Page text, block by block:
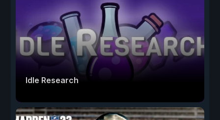
Idle Research